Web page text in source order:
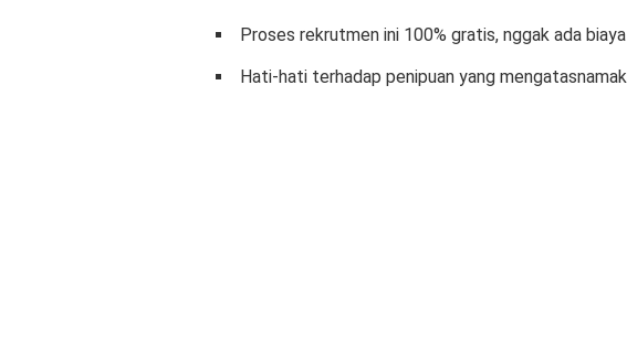
Proses rekrutmen ini 100% gratis, nggak ada
Hati-hati terhadap penipuan yang